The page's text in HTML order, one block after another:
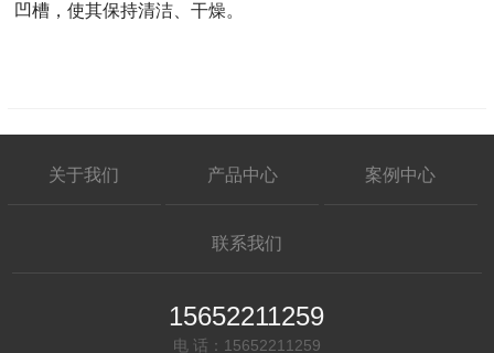
凹槽，使其保持清洁、干燥。
关于我们 产品中心 案例中心
联系我们
15652211259
电 话：15652211259